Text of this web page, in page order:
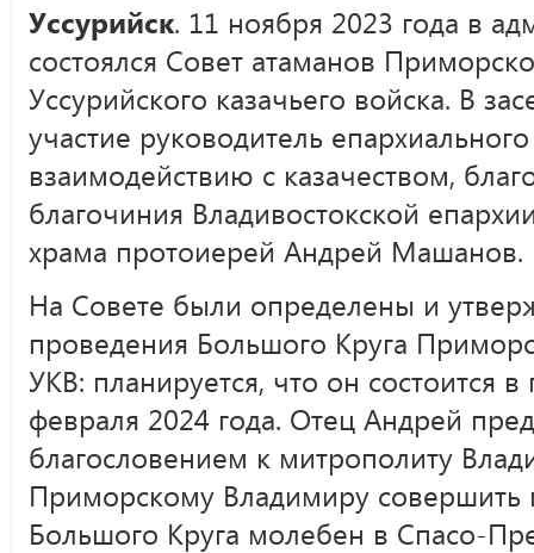
Уссурийск. 11 ноября 2023 года в
состоялся Совет атаманов
Уссурийского казачьего войска. В
участие руководитель
взаимодействию с казачеством,
благочиния Владивостокской
храма протоиерей Андрей Машанов.
На Совете были определены и
проведения Большого Круга
УКВ: планируется, что он состоится
февраля 2024 года. Отец Андрей
благословением к митрополиту
Приморскому Владимиру совершить
Большого Круга молебен в Спасо-